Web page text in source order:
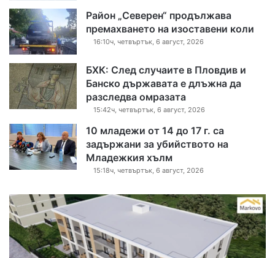
Район „Северен“ продължава
премахването на изоставени коли
16:10ч, четвъртък, 6 август, 2026
БХК: След случаите в Пловдив и
Банско държавата е длъжна да
разследва омразата
15:42ч, четвъртък, 6 август, 2026
10 младежи от 14 до 17 г. са
задържани за убийството на
Младежкия хълм
15:18ч, четвъртък, 6 август, 2026